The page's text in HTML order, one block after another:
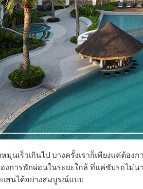
วเกินไป บางครั้งเราก็เพียงแค่ต้องการ
งการพักผ่อนในระยะใกล้ ที่แค่ขับรถไม่น
แสนได้อย่างสมบูรณ์แบบ